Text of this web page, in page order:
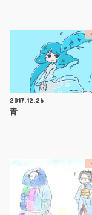
2017.12.26
青